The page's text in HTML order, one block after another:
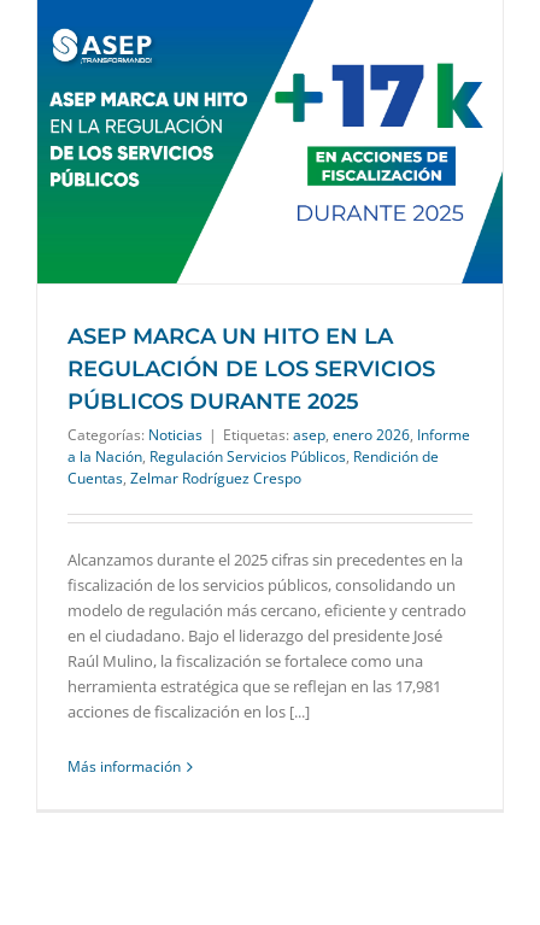
ASEP MARCA UN HITO EN LA
REGULACIÓN DE LOS SERVICIOS
PÚBLICOS DURANTE 2025
Categorías: Noticias | Etiquetas: asep, enero 2026, Informe
a la Nación, Regulación Servicios Públicos, Rendición de
Cuentas, Zelmar Rodríguez Crespo
Alcanzamos durante el 2025 cifras sin precedentes en la
fiscalización de los servicios públicos, consolidando un
modelo de regulación más cercano, eficiente y centrado
en el ciudadano. Bajo el liderazgo del presidente José
Raúl Mulino, la fiscalización se fortalece como una
herramienta estratégica que se reflejan en las 17,981
acciones de fiscalización en los [...]
Más información